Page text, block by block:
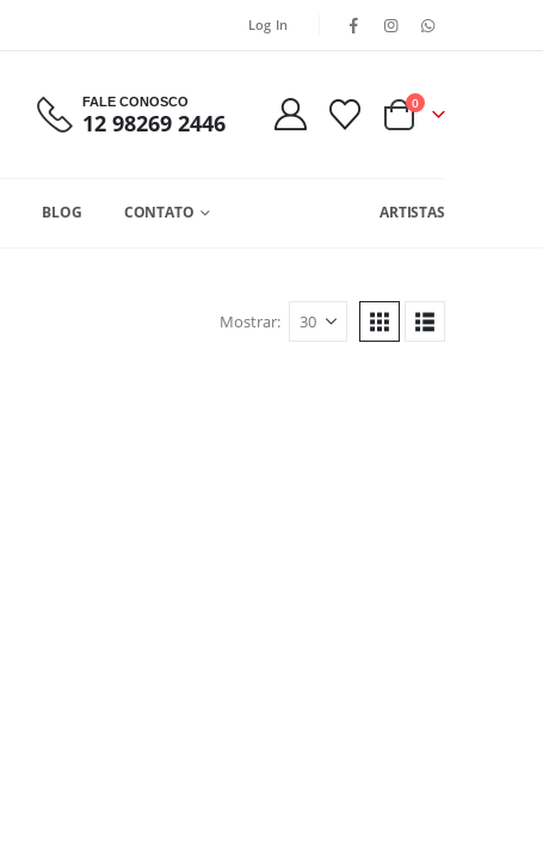
Log In
FALE CONOSCO
12 98269 2446
0
BLOG CONTATO ARTISTAS
Mostrar: